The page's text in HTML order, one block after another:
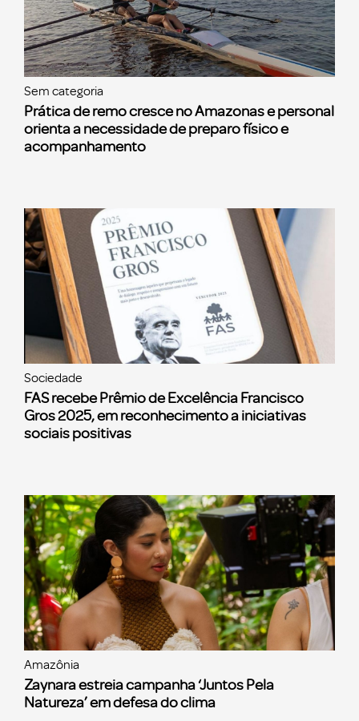
Sem categoria
Prática de remo cresce no Amazonas e personal
orienta a necessidade de preparo físico e
acompanhamento
Sociedade
FAS recebe Prêmio de Excelência Francisco
Gros 2025, em reconhecimento a iniciativas
sociais positivas
Amazônia
Zaynara estreia campanha ‘Juntos Pela
Natureza’ em defesa do clima